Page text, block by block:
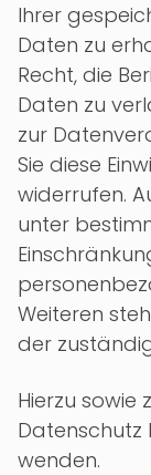
Ihrer
Daten zu
Recht, die
Daten zu
zur
Sie diese
widerrufen.
unter
Weiteren
der
Hierzu sowie
Datenschutz
wenden.